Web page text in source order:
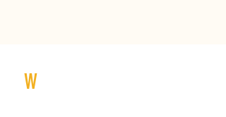
W